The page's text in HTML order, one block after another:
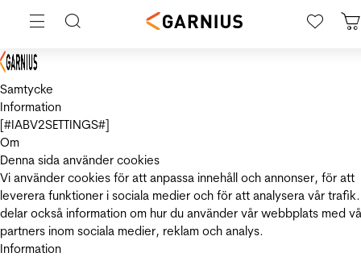
Samtycke
Information
[#IABV2SETTINGS#]
Om
Denna sida använder cookies
Vi använder cookies för att anpassa innehåll och annonser, för att
leverera funktioner i sociala medier och för att analysera vår
delar också information om hur du använder vår webbplats med
partners inom sociala medier, reklam och analys.
Information